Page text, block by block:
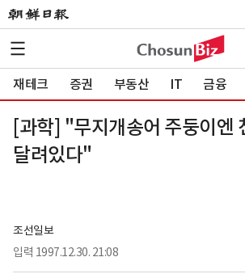
재테크 증권 부동산 IT 금융
[과학] "무지개송어 주둥이엔
달려있다"
조선일보
입력 1997.12.30. 21:08